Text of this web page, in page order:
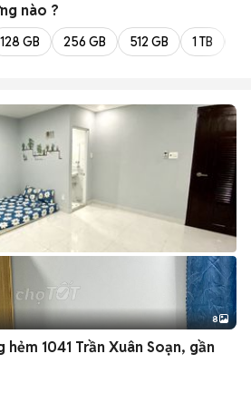
nào ?
128 GB 256 GB 512 GB 1 TB
+2
8
1041 Trần Xuân Soạn, gần